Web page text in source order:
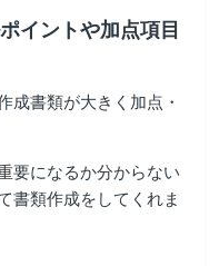
イントや加点項目
成書類が大きく加点・
要になるか分からない
書類作成をしてくれま